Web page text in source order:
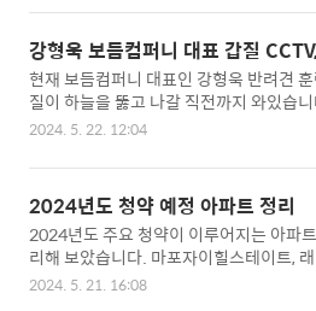
인 가능성을 75%로 보고 있으며, 이에 따
더리움의 가격도 급상승하고 있습니다. 올
0만으로 시작한 이더이움의 가격은 5월 22
..
구성되었으며, 특히, 넓은 테라스를 이용
는 특징이 있다고 밝혔습니다.▣ 유재석 아
라이튼N40 주소 : 서울시 강남구 논현로
입주 : 2022년 8월동수 : 5개동층수 : 지
상 5~10층세대수 : 148세대세계적인 건
미셸 빌모트가 건축과 조경을 맡은 브라이
여 한국의 조형적인 아름다움을 표현했으
시스템이 철저한 곳입니다. 이 곳에 사는
로는 한효주가 있으며, 유재석은 압구..
강형욱 보듬컴퍼니 대표 갑질
등
현재 보듬컴퍼니 대표인 강형욱 반려견
질이 하늘을 뚫고 나갈 직전까지 와있습
컴퍼니를 퇴사한 전 직원들의 증언에 따르
더불어, 채팅과 SNS 검열과 화장실 다녀
까지도 정했다고 합니다.▣ 강형욱 갑질 강
려견 훈련사가 TV와 방송에서는 선한 미소
견들을 대하고 있지만, 정작 사람에게는
못한 갑질로서, 사람을 인간답지 못하게
는 증언들이 속출하고 있습니다. 강형욱의
2024. 5. 22. 12:04
2024년도 청약 예정 아파트 정리
2024년도 주요 청약이 이루어지는 아파
리해 보았습니다. 마포자이힐스테이트,
타스, 힐스테이트 등촌역, 디에이치방배, 그
2024. 5. 21. 16:08